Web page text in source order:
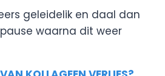
geleidelik en daal dan
waarna dit weer